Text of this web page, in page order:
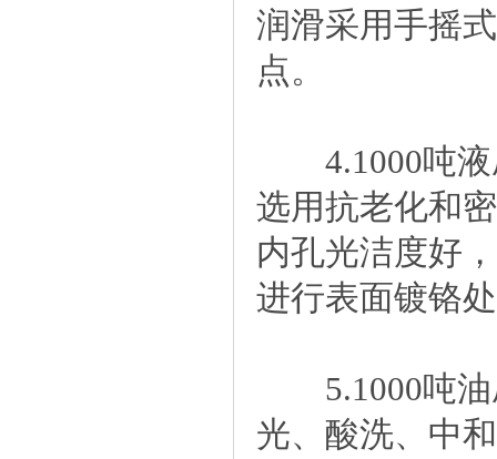
润滑采用手摇
点。
4.1000吨液
选用抗老化和
内孔光洁度好
进行表面镀铬
5.1000吨油
光、酸洗、中